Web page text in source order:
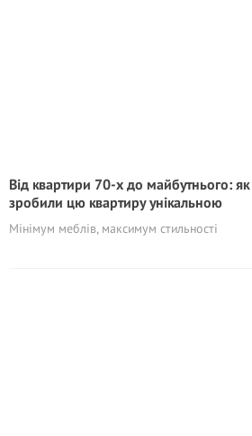
Від квартири 70-х до майбутнього: як
зробили цю квартиру унікальною
Мінімум меблів, максимум стильності